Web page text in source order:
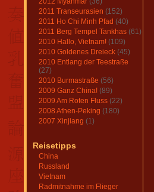
2011 Transeurasien (152)
2011 Ho Chi Minh Pfad (40)
2011 Berg Tempel Tankhas (61)
2010 Hallo, Vietnam! (109)
2010 Goldenes Dreieck (45)
2010 Entlang der Teestraße
(27)
2010 Burmastraße (56)
2009 Ganz China! (89)
2009 Am Roten Fluss (22)
2008 Athen-Peking (180)
2007 Xinjiang (1)
Reisetipps
China
Russland
Vietnam
Radmitnahme im Flieger